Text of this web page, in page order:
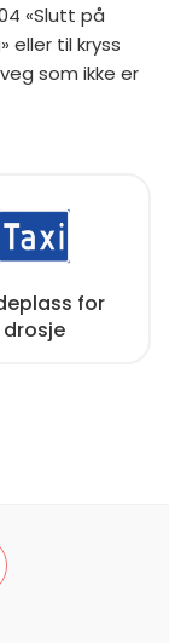
«Slutt på
eller til kryss
som ikke er
for
drosje